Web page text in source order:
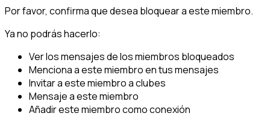
Por favor, confirma que desea bloquear a este miembro.
Ya no podrás hacerlo:
Ver los mensajes de los miembros bloqueados
Menciona a este miembro en tus mensajes
Invitar a este miembro a clubes
Mensaje a este miembro
Añadir este miembro como conexión